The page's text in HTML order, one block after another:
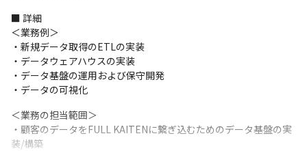
■ 詳細
＜業務例＞
・新規データ取得のETLの実装
・データウェアハウスの実装
・データ基盤の運用および保守開発
・データの可視化
＜業務の担当範囲＞
・顧客のデータをFULL KAITENに繋ぎ込むためのデータ基盤の実
装/構築